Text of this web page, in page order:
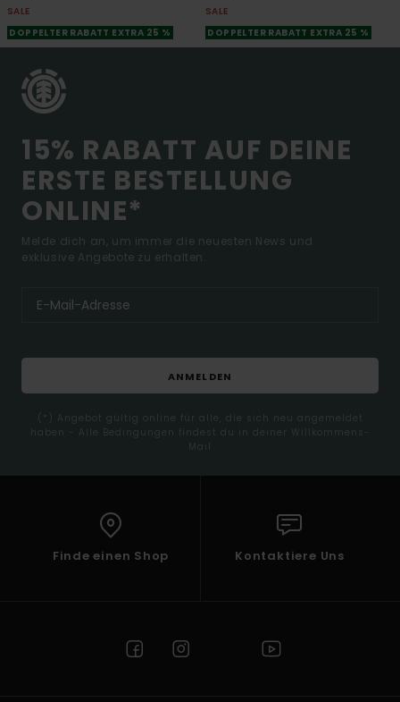
SALE
DOPPELTER RABATT EXTRA 25 %
SALE
DOPPELTER RABATT EXTRA 25 %
15% RABATT AUF DEINE
ERSTE BESTELLUNG
ONLINE*
Melde dich an, um immer die neuesten News und
exklusive Angebote zu erhalten.
ANMELDEN
(*) Angebot gültig online für alle, die sich neu angemeldet
haben - Alle Bedingungen findest du in deiner Willkommens-
Mail
Finde einen Shop Kontaktiere Uns